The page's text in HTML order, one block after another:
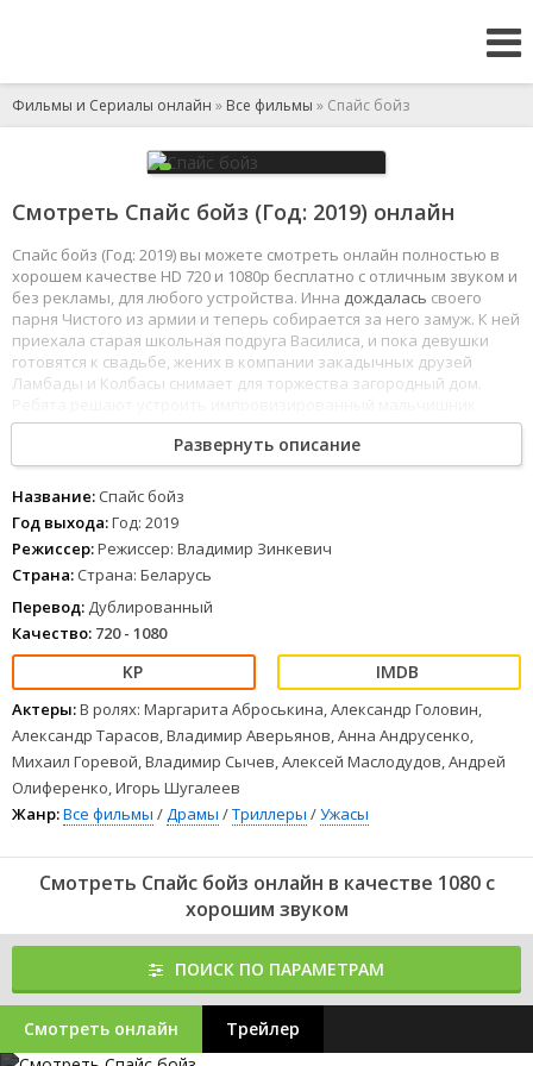
Фильмы и Сериалы онлайн » Все фильмы » Спайс бойз
Смотреть Спайс бойз (Год: 2019) онлайн
Спайс бойз (Год: 2019) вы можете смотреть онлайн полностью в
хорошем качестве HD 720 и 1080p бесплатно с отличным звуком и
без рекламы, для любого устройства. Инна дождалась своего
парня Чистого из армии и теперь собирается за него замуж. К ней
приехала старая школьная подруга Василиса, и пока девушки
готовятся к свадьбе, жених в компании закадычных друзей
Ламбады и Колбасы снимает для торжества загородный дом.
и даже вызывают стриптизёршу, но в разгар веселья к ним
приезжает недовольная Инна. Жених и невеста ссорятся,
мирятся, и вот уже вся компания начинает выпивать вместе.
Но такая вечеринка кажется парням скучной, поэтому втайне
1 23 45 678
Развернуть описание
Название: Спайс бойз
Год выхода:Год: 2019
Режиссер:Режиссер: Владимир Зинкевич
Страна: Страна: Беларусь
Перевод: Дублированный
Качество: 720 - 1080
Актеры:В ролях: Маргарита Аброськина, Александр Головин,
Александр Тарасов, Владимир Аверьянов, Анна Андрусенко,
Михаил Горевой, Владимир Сычев, Алексей Маслодудов, Андрей
Олиференко, Игорь Шугалеев
Жанр:Все фильмы /Драмы /Триллеры /Ужасы
Смотреть Спайс бойз онлайн в качестве 1080 с
хорошим звуком
ПОИСК ПО ПАРАМЕТРАМ
Смотреть онлайн Трейлер